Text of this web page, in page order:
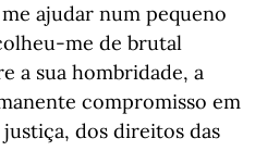
ajudar num pequeno
me de brutal
a sua hombridade, a
compromisso em
dos direitos das